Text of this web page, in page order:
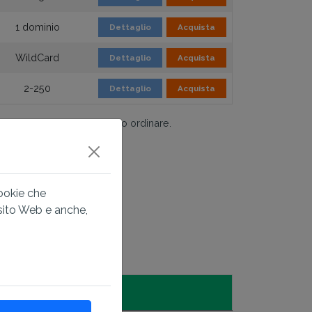
1 dominio Dettaglio Acquista
WildCard Dettaglio Acquista
2-250 Dettaglio Acquista
dettagli del certificato o ordinare.
che
Web e anche,